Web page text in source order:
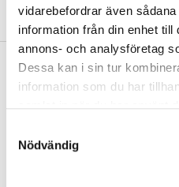
vidarebefordrar även
information från din enhet till
annons- och analysföretag
Dessa kan i sin tur
information som du har
Nödvändig
About the manufacturer